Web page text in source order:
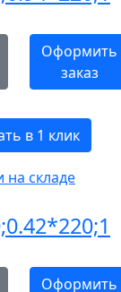
Оформить
заказ
в 1 клик
на складе
Оформить